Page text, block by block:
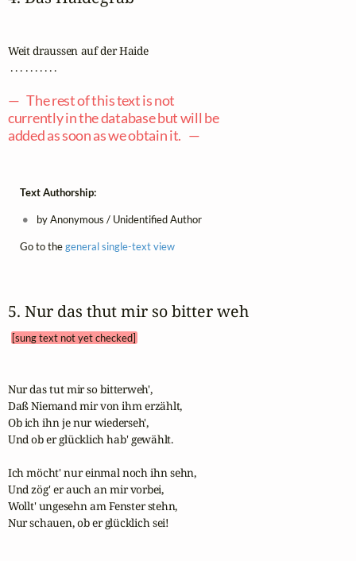
Weit draussen auf der Haide
. . . . . . . . . .
— The rest of this text is not
currently in the database but will be
added as soon as we obtain it. —
Text Authorship:
by Anonymous / Unidentified Author
Go to thegeneral single-text view
5. Nur das thut mir so bitter weh
[sung text not yet checked]
Nur das tut mir so bitterweh',
Daß Niemand mir von ihm erzählt,
Ob ich ihn je nur wiederseh',
Und ob er glücklich hab' gewählt.
Ich möcht' nur einmal noch ihn sehn,
Und zög' er auch an mir vorbei,
Wollt' ungesehn am Fenster stehn,
Nur schauen, ob er glücklich sei!